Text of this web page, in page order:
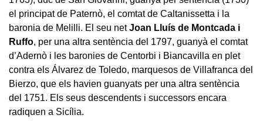
el principat de Paternò, el comtat de Caltanissetta i la
baronia de Melilli. El seu netJoan Lluís de Montcada i
Ruffo, per una altra sentència del 1797, guanyà el comtat
d’Adernò i les baronies de Centorbi i Biancavilla en plet
contra els Álvarez de Toledo, marquesos de Villafranca del
Bierzo, que els havien guanyats per una altra sentència
del 1751. Els seus descendents i successors encara
radiquen a Sicília.